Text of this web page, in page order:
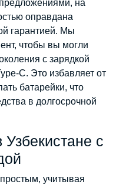
на
оправдана
гарантией. Мы
чтобы вы могли
с зарядкой
C. Это избавляет от
батарейки, что
в долгосрочной
с
учитывая